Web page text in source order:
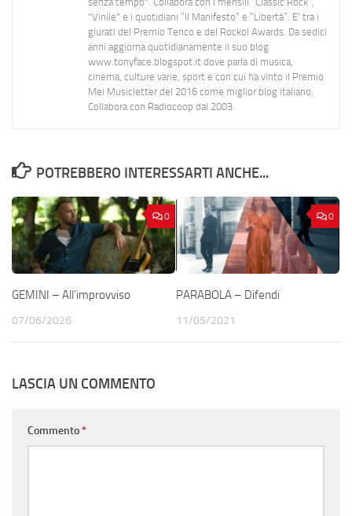
"Vinile" e i quotidiani “Il Manifesto” e “Libertà”. E' tra i
giurati del Premio Tenco e del Rockol Awards. Da sedici
anni aggiorna quotidianamente il suo blog
www.tonyface.blogspot.it dove parla di musica,
cinema, culture varie, sport e con cui ha vinto il Premio
Mei Musicletter del 2016 come miglior blog italiano.
Collabora con Radiocoop dal 2003.
POTREBBERO INTERESSARTI ANCHE...
0
GEMINI – All’improvviso
07/06/2026
0
PARABOLA – Difendi
11/05/2021
LASCIA UN COMMENTO
Commento*